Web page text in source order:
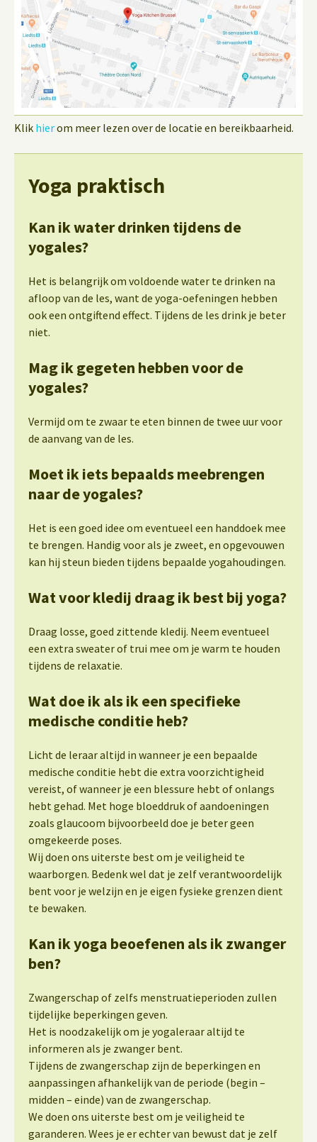
Klik hierom meer lezen over de locatie en bereikbaarheid.
Yoga praktisch
Kan ik water drinken tijdens de
yogales?
Het is belangrijk om voldoende water te drinken na
afloop van de les, want de yoga-oefeningen hebben
ook een ontgiftend effect. Tijdens de les drink je beter
niet.
Mag ik gegeten hebben voor de
yogales?
Vermijd om te zwaar te eten binnen de twee uur voor
de aanvang van de les.
Moet ik iets bepaalds meebrengen
naar de yogales?
Het is een goed idee om eventueel een handdoek mee
te brengen. Handig voor als je zweet, en opgevouwen
kan hij steun bieden tijdens bepaalde yogahoudingen.
Wat voor kledij draag ik best bij yoga?
Draag losse, goed zittende kledij. Neem eventueel
een extra sweater of trui mee om je warm te houden
tijdens de relaxatie.
Wat doe ik als ik een specifieke
medische conditie heb?
Licht de leraar altijd in wanneer je een bepaalde
medische conditie hebt die extra voorzichtigheid
vereist, of wanneer je een blessure hebt of onlangs
hebt gehad. Met hoge bloeddruk of aandoeningen
zoals glaucoom bijvoorbeeld doe je beter geen
omgekeerde poses.
Wij doen ons uiterste best om je veiligheid te
waarborgen. Bedenk wel dat je zelf verantwoordelijk
bent voor je welzijn en je eigen fysieke grenzen dient
te bewaken.
Kan ik yoga beoefenen als ik zwanger
ben?
Zwangerschap of zelfs menstruatieperioden zullen
tijdelijke beperkingen geven.
Het is noodzakelijk om je yogaleraar altijd te
informeren als je zwanger bent.
Tijdens de zwangerschap zijn de beperkingen en
aanpassingen afhankelijk van de periode (begin –
midden – einde) van de zwangerschap.
We doen ons uiterste best om je veiligheid te
garanderen. Wees je er echter van bewust dat je zelf